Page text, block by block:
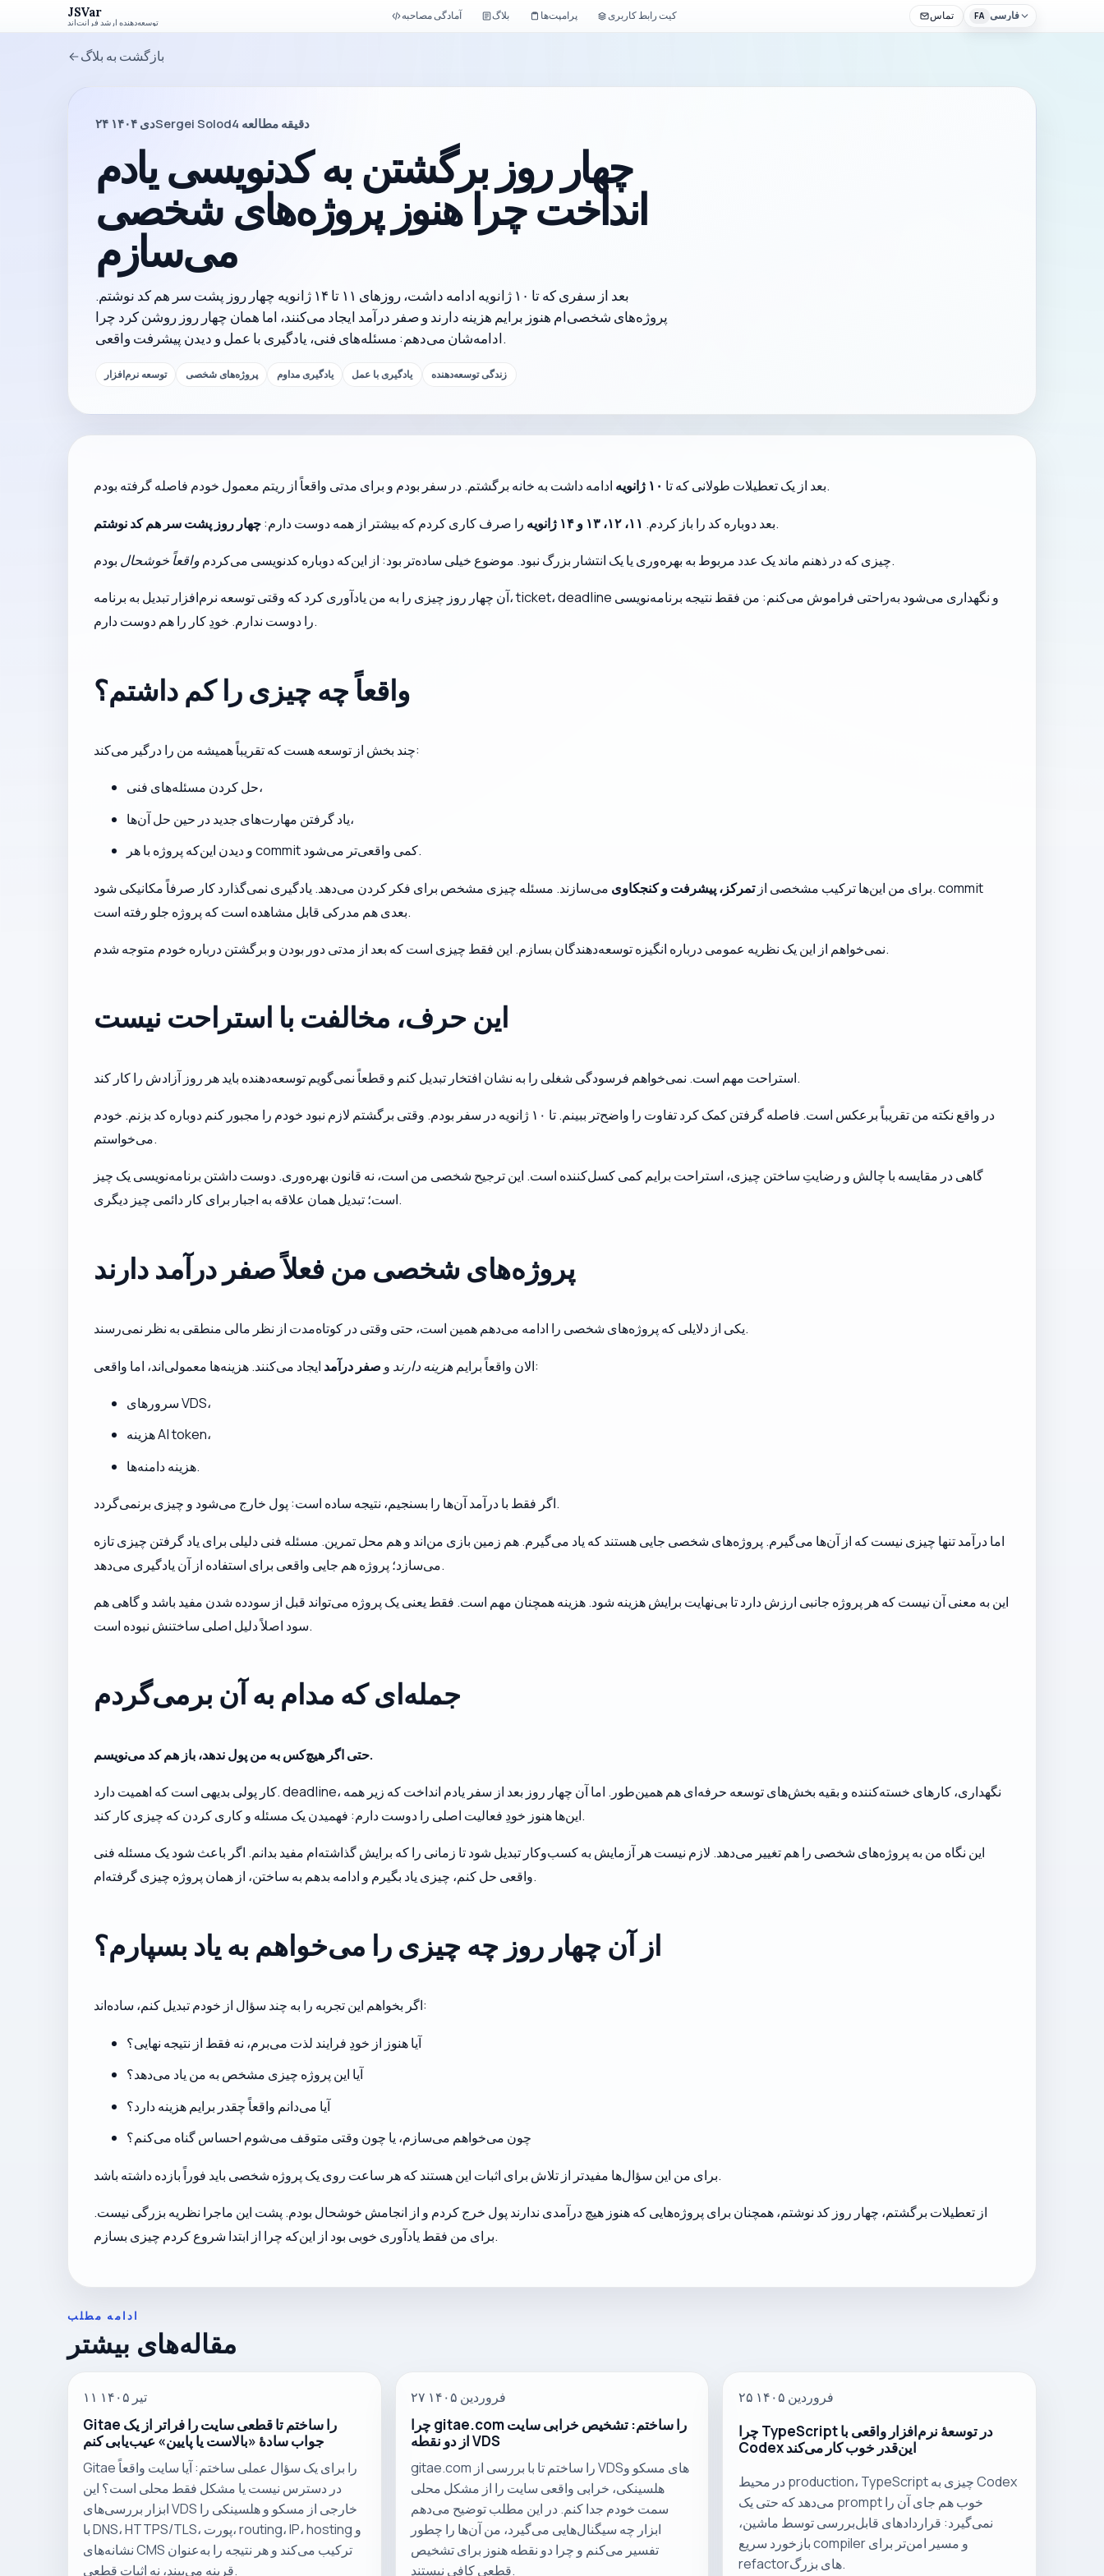
JSVar
توسعه‌دهنده ارشد فرانت‌اند آمادگی مصاحبه بلاگ پرامپت‌ها کیت رابط کاربری تماس FA فارسی
بازگشت به بلاگ
۲۴ دی ۱۴۰۴Sergei Solod4 دقیقه مطالعه
چهار روز برگشتن به کدنویسی یادم
انداخت چرا هنوز پروژه‌های شخصی
می‌سازم
بعد از سفری که تا ۱۰ ژانویه ادامه داشت، روزهای ۱۱ تا ۱۴ ژانویه چهار روز پشت سر هم کد نوشتم.
پروژه‌های شخصی‌ام هنوز برایم هزینه دارند و صفر درآمد ایجاد می‌کنند، اما همان چهار روز روشن کرد چرا
ادامه‌شان می‌دهم: مسئله‌های فنی، یادگیری با عمل و دیدن پیشرفت واقعی.
توسعه نرم‌افزار پروژه‌های شخصی یادگیری مداوم یادگیری با عمل زندگی توسعه‌دهنده
بعد از یک تعطیلات طولانی که تا ۱۰ ژانویه ادامه داشت به خانه برگشتم. در سفر بودم و برای مدتی واقعاً از ریتم معمول خودم فاصله گرفته بودم.
بعد دوباره کد را باز کردم. ۱۱، ۱۲، ۱۳ و ۱۴ ژانویه را صرف کاری کردم که بیشتر از همه دوست دارم:چهار روز پشت سر هم کد نوشتم .
چیزی که در ذهنم ماند یک عدد مربوط به بهره‌وری یا یک انتشار بزرگ نبود. موضوع خیلی ساده‌تر بود: از این‌که دوباره کدنویسی می‌کردمواقعاً خوشحال بودم.
آن چهار روز چیزی را به من یادآوری کرد که وقتی توسعه نرم‌افزار تبدیل به برنامه، ticket، deadline و نگهداری می‌شود به‌راحتی فراموش می‌کنم: من فقط نتیجه برنامه‌نویسی
را دوست ندارم. خودِ کار را هم دوست دارم.
واقعاً چه چیزی را کم داشتم؟
چند بخش از توسعه هست که تقریباً همیشه من را درگیر می‌کند:
حل کردن مسئله‌های فنی،
یاد گرفتن مهارت‌های جدید در حین حل آن‌ها،
و دیدن این‌که پروژه با هر commit کمی واقعی‌تر می‌شود.
برای من این‌ها ترکیب مشخصی ازتمرکز، پیشرفت و کنجکاوی می‌سازند. مسئله چیزی مشخص برای فکر کردن می‌دهد. یادگیری نمی‌گذارد کار صرفاً مکانیکی شود. commit
بعدی هم مدرکی قابل مشاهده است که پروژه جلو رفته است.
نمی‌خواهم از این یک نظریه عمومی درباره انگیزه توسعه‌دهندگان بسازم. این فقط چیزی است که بعد از مدتی دور بودن و برگشتن درباره خودم متوجه شدم.
این حرف، مخالفت با استراحت نیست
استراحت مهم است. نمی‌خواهم فرسودگی شغلی را به نشان افتخار تبدیل کنم و قطعاً نمی‌گویم توسعه‌دهنده باید هر روز آزادش را کار کند.
در واقع نکته من تقریباً برعکس است. فاصله گرفتن کمک کرد تفاوت را واضح‌تر ببینم. تا ۱۰ ژانویه در سفر بودم. وقتی برگشتم لازم نبود خودم را مجبور کنم دوباره کد بزنم. خودم
می‌خواستم.
گاهی در مقایسه با چالش و رضایتِ ساختن چیزی، استراحت برایم کمی کسل‌کننده است. این ترجیح شخصی من است، نه قانون بهره‌وری. دوست داشتن برنامه‌نویسی یک چیز
است؛ تبدیل همان علاقه به اجبار برای کار دائمی چیز دیگری.
پروژه‌های شخصی من فعلاً صفر درآمد دارند
یکی از دلایلی که پروژه‌های شخصی را ادامه می‌دهم همین است، حتی وقتی در کوتاه‌مدت از نظر مالی منطقی به نظر نمی‌رسند.
الان واقعاً برایمهزینه دارند و صفر درآمد ایجاد می‌کنند. هزینه‌ها معمولی‌اند، اما واقعی:
سرورهای VDS،
هزینه AI token،
هزینه دامنه‌ها.
اگر فقط با درآمد آن‌ها را بسنجیم، نتیجه ساده است: پول خارج می‌شود و چیزی برنمی‌گردد.
اما درآمد تنها چیزی نیست که از آن‌ها می‌گیرم. پروژه‌های شخصی جایی هستند که یاد می‌گیرم. هم زمین بازی من‌اند و هم محل تمرین. مسئله فنی دلیلی برای یاد گرفتن چیزی تازه
می‌سازد؛ پروژه هم جایی واقعی برای استفاده از آن یادگیری می‌دهد.
این به معنی آن نیست که هر پروژه جانبی ارزش دارد تا بی‌نهایت برایش هزینه شود. هزینه همچنان مهم است. فقط یعنی یک پروژه می‌تواند قبل از سودده شدن مفید باشد و گاهی هم
سود اصلاً دلیل اصلی ساختنش نبوده است.
جمله‌ای که مدام به آن برمی‌گردم
حتی اگر هیچ‌کس به من پول ندهد، باز هم کد می‌نویسم.
کار پولی بدیهی است که اهمیت دارد. deadline، نگهداری، کارهای خسته‌کننده و بقیه بخش‌های توسعه حرفه‌ای هم همین‌طور. اما آن چهار روز بعد از سفر یادم انداخت که زیر همه
این‌ها هنوز خودِ فعالیت اصلی را دوست دارم: فهمیدن یک مسئله و کاری کردن که چیزی کار کند.
این نگاه من به پروژه‌های شخصی را هم تغییر می‌دهد. لازم نیست هر آزمایش به کسب‌وکار تبدیل شود تا زمانی را که برایش گذاشته‌ام مفید بدانم. اگر باعث شود یک مسئله فنی
واقعی حل کنم، چیزی یاد بگیرم و ادامه بدهم به ساختن، از همان پروژه چیزی گرفته‌ام.
از آن چهار روز چه چیزی را می‌خواهم به یاد بسپارم؟
اگر بخواهم این تجربه را به چند سؤال از خودم تبدیل کنم، ساده‌اند:
آیا هنوز از خودِ فرایند لذت می‌برم، نه فقط از نتیجه نهایی؟
آیا این پروژه چیزی مشخص به من یاد می‌دهد؟
آیا می‌دانم واقعاً چقدر برایم هزینه دارد؟
چون می‌خواهم می‌سازم، یا چون وقتی متوقف می‌شوم احساس گناه می‌کنم؟
برای من این سؤال‌ها مفیدتر از تلاش برای اثبات این هستند که هر ساعت روی یک پروژه شخصی باید فوراً بازده داشته باشد.
از تعطیلات برگشتم، چهار روز کد نوشتم، همچنان برای پروژه‌هایی که هنوز هیچ درآمدی ندارند پول خرج کردم و از انجامش خوشحال بودم. پشت این ماجرا نظریه بزرگی نیست.
برای من فقط یادآوری خوبی بود از این‌که چرا از ابتدا شروع کردم چیزی بسازم.
ادامه مطلب
مقاله‌های بیشتر
۱۱ تیر ۱۴۰۵
Gitae را ساختم تا قطعی سایت را فراتر از یک
جواب سادهٔ «بالاست یا پایین» عیب‌یابی کنم
Gitae را برای یک سؤال عملی ساختم: آیا سایت واقعاً
در دسترس نیست یا مشکل فقط محلی است؟ این
ابزار بررسی‌های VDS خارجی از مسکو و هلسینکی را
با DNS، HTTPS/TLS، پورت، routing، IP، hosting و
نشانه‌های CMS ترکیب می‌کند و هر نتیجه را به‌عنوان
قرینه می‌بیند، نه اثبات قطعی.
۲۷ فروردین ۱۴۰۵
چرا gitae.com را ساختم: تشخیص خرابی سایت
از دو نقطه VDS
gitae.com را ساختم تا با بررسی از VDSهای مسکو و
هلسینکی، خرابی واقعی سایت را از مشکل محلی
سمت خودم جدا کنم. در این مطلب توضیح می‌دهم
ابزار چه سیگنال‌هایی می‌گیرد، من آن‌ها را چطور
تفسیر می‌کنم و چرا دو نقطه هنوز برای تشخیص
قطعی کافی نیستند.
۲۵ فروردین ۱۴۰۵
چرا TypeScript در توسعهٔ نرم‌افزار واقعی با
Codex این‌قدر خوب کار می‌کند
در محیط production، TypeScript چیزی به Codex
می‌دهد که حتی یک prompt خوب هم جای آن را
نمی‌گیرد: قراردادهای قابل‌بررسی توسط ماشین،
بازخورد سریع compiler و مسیر امن‌تر برای
refactorهای بزرگ.